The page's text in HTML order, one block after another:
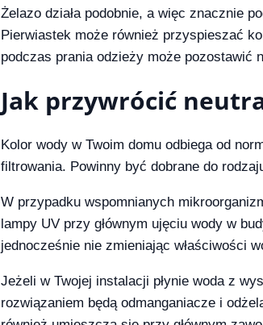
Żelazo działa podobnie, a więc znacznie
Pierwiastek może również przyspieszać
podczas prania odzieży może pozostawić
Jak przywrócić
Kolor wody w Twoim domu odbiega od
filtrowania. Powinny być dobrane do
W przypadku wspomnianych
lampy UV przy głównym ujęciu wody w
jednocześnie nie zmieniając właściwości
Jeżeli w Twojej instalacji płynie woda z
rozwiązaniem będą odmanganiacze i